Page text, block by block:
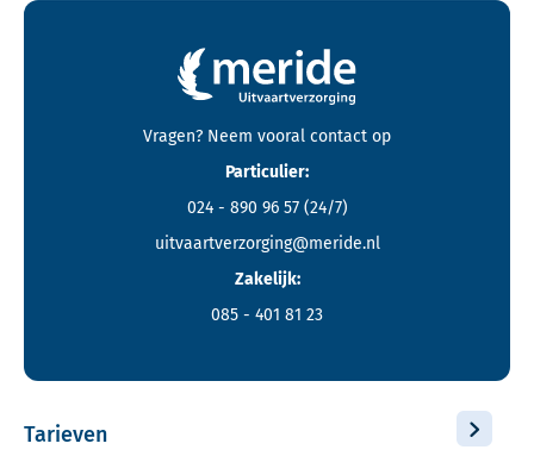
Contactgegevens en footer menu van Meride
Vragen? Neem vooral contact op
Particulier:
024 - 890 96 57 (24/7)
uitvaartverzorging@meride.nl
Zakelijk:
085 - 401 81 23
Tarieven